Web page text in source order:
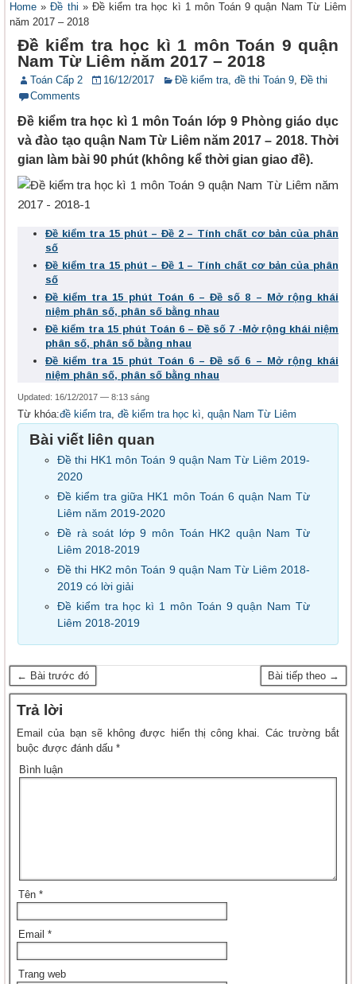
Home »Đề thi » Đề kiểm tra học kì 1 môn Toán 9 quận Nam Từ Liêm
năm 2017 – 2018
Đề kiểm tra học kì 1 môn Toán 9 quận
Nam Từ Liêm năm 2017 – 2018
Toán Cấp 2 16/12/2017 Đề kiểm tra, đề thi Toán 9, Đề thi
Comments
Đề kiểm tra học kì 1 môn Toán lớp 9 Phòng giáo dục
và đào tạo quận Nam Từ Liêm năm 2017 – 2018. Thời
gian làm bài 90 phút (không kể thời gian giao đề).
Đề kiểm tra 15 phút – Đề 2 – Tính chất cơ bản của phân
số
Đề kiểm tra 15 phút – Đề 1 – Tính chất cơ bản của phân
số
Đề kiểm tra 15 phút Toán 6 – Đề số 8 – Mở rộng khái
niệm phân số, phân số bằng nhau
Đề kiểm tra 15 phút Toán 6 – Đề số 7 -Mở rộng khái niệm
phân số, phân số bằng nhau
Đề kiểm tra 15 phút Toán 6 – Đề số 6 – Mở rộng khái
niệm phân số, phân số bằng nhau
Updated: 16/12/2017 — 8:13 sáng
Từ khóa:đề kiểm tra, đề kiểm tra học kì, quận Nam Từ Liêm
Bài viết liên quan
Đề thi HK1 môn Toán 9 quận Nam Từ Liêm 2019-
2020
Đề kiểm tra giữa HK1 môn Toán 6 quận Nam Từ
Liêm năm 2019-2020
Đề rà soát lớp 9 môn Toán HK2 quận Nam Từ
Liêm 2018-2019
Đề thi HK2 môn Toán 9 quận Nam Từ Liêm 2018-
2019 có lời giải
Đề kiểm tra học kì 1 môn Toán 9 quận Nam Từ
Liêm 2018-2019
← Bài trước đó Bài tiếp theo →
Trả lời
Email của bạn sẽ không được hiển thị công khai. Các trường bắt
buộc được đánh dấu *
Bình luận
Tên *
Email *
Trang web